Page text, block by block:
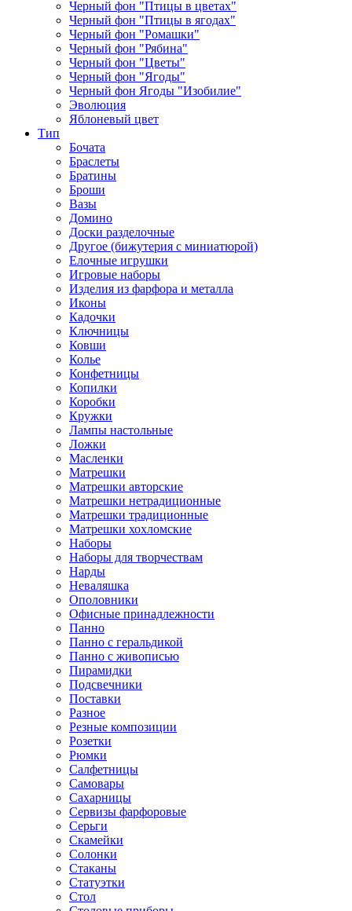
Черный фон "Птицы в цветах"
Черный фон "Птицы в ягодах"
Черный фон "Ромашки"
Черный фон "Рябина"
Черный фон "Цветы"
Черный фон "Ягоды"
Черный фон Ягоды "Изобилие"
Эволюция
Яблоневый цвет
Тип
Бочата
Браслеты
Братины
Броши
Вазы
Домино
Доски разделочные
Другое (бижутерия с миниатюрой)
Елочные игрушки
Игровые наборы
Изделия из фарфора и металла
Иконы
Кадочки
Ключницы
Ковши
Колье
Конфетницы
Копилки
Коробки
Кружки
Лампы настольные
Ложки
Масленки
Матрешки
Матрешки авторские
Матрешки нетрадиционные
Матрешки традиционные
Матрешки хохломские
Наборы
Наборы для творчествам
Нарды
Неваляшка
Ополовники
Офисные принадлежности
Панно
Панно с геральдикой
Панно с живописью
Пирамидки
Подсвечники
Поставки
Разное
Резные композиции
Розетки
Рюмки
Салфетницы
Самовары
Сахарницы
Сервизы фарфоровые
Серьги
Скамейки
Солонки
Стаканы
Статуэтки
Стол